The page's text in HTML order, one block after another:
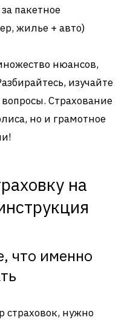
пакетное
жилье + авто)
нюансов,
изучайте
вопросы. Страхование
но и грамотное
на
что именно
нужно